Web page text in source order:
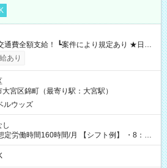
） ┗働いたその日に現金GET♪ お仕事後はコ
分を引き落とせます！ 【試用期間】試
あり
宮区錦町（最寄り駅：大宮駅）
ルウッズ
し
160時間/月 【シフト例】 ・8：00